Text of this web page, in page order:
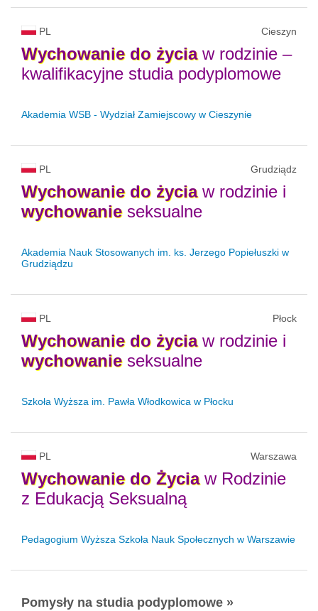
PL Cieszyn
Wychowanie do życiaw rodzinie –
kwalifikacyjne studia podyplomowe
Akademia WSB - Wydział Zamiejscowy w Cieszynie
PL Grudziądz
Wychowanie do życiaw rodzinie i
wychowanieseksualne
Akademia Nauk Stosowanych im. ks. Jerzego Popiełuszki w
Grudziądzu
PL Płock
Wychowanie do życiaw rodzinie i
wychowanieseksualne
Szkoła Wyższa im. Pawła Włodkowica w Płocku
PL Warszawa
Wychowanie do Życiaw Rodzinie
z Edukacją Seksualną
Pedagogium Wyższa Szkoła Nauk Społecznych w Warszawie
Pomysły na studia podyplomowe »